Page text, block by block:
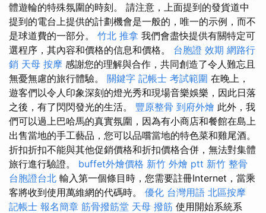
體遊輪的特殊氛圍的時刻。 請注意，上面提到的發貨道中
提到的電台上提供的計劃機會是一般的，唯一的示例，而不
是球道費的一部分。 竹北 推拿 我們會盡快提供有關特定可
選程序，其內容和價格的信息和價格。 台胞證 效期 網路行
銷 天母 按摩 感謝您的理解與合作，共同創造了令人難忘且
無憂無慮的旅行體驗。 關鍵字 記帳士 考試範圍 在晚上，
遊客們以令人印象深刻的燈光秀和現場音樂娛樂，因此日落
之後，有了閃閃發光的生活。 豐原整骨 到府外燴 此外，我
們可以過上巴哈馬的真實氛圍，因為有小商店和餐館在島上
出售當地的手工藝品，您可以品嚐當地的特色菜和雞尾酒。
折扣折扣不能與其他促銷價格和折扣價格合併，無法對集體
旅行進行驗證。 buffet外燴價格 新竹 外燴 ptt 新竹 整骨
台胞證台北 輸入第一個條目時，您需要註冊Internet，當乘
客將收到使用萬維網的代碼時。 優化 台灣用語 北區按摩
記帳士 報名簡章 筋骨撥筋堂 天母 撥筋 使用開始系統系